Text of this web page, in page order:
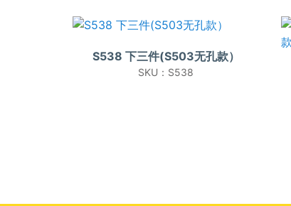
S538 下三件(S503无孔款）
SKU：S538